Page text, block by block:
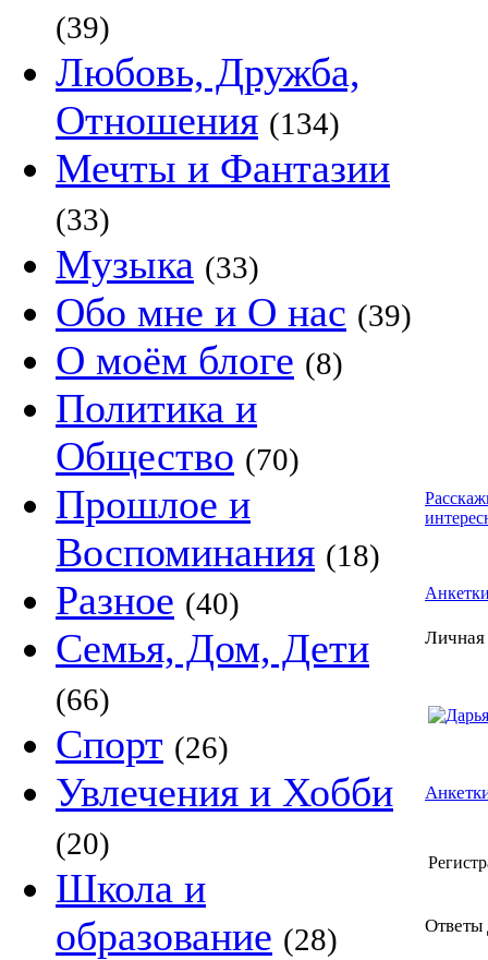
(39)
Любовь, Дружба,
Отношения (134)
Мечты и Фантазии
(33)
Музыка (33)
Обо мне и О нас (39)
О моём блоге (8)
Политика и
Общество (70)
Прошлое и
Воспоминания (18)
Разное (40)
Семья, Дом, Дети
(66)
Спорт (26)
Увлечения и Хобби
(20)
Школа и
образование (28)
Личная
Ответы